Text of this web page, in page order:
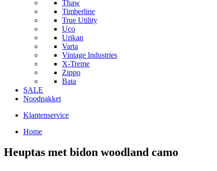
Thaw
Timberline
True Utility
Uco
Urikan
Varta
Vintage Industries
X-Treme
Zippo
Bata
SALE
Noodpakket
Klantenservice
Home
Heuptas met bidon woodland camo